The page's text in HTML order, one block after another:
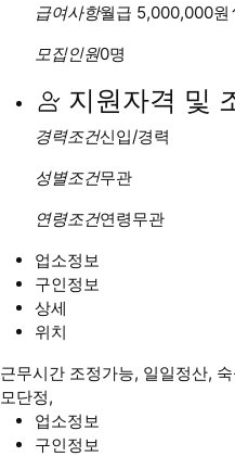
급여사항월급 5,000,000원
모집인원0명
지원자격 및
경력조건신입/경력
성별조건무관
연령조건연령무관
업소정보
구인정보
상세
위치
근무시간 조정가능, 일일정산,
모단정,
업소정보
구인정보